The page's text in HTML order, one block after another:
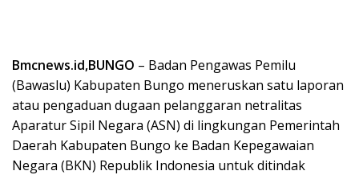
Bmcnews.id,BUNGO – Badan Pengawas Pemilu
(Bawaslu) Kabupaten Bungo meneruskan satu laporan
atau pengaduan dugaan pelanggaran netralitas
Aparatur Sipil Negara (ASN) di lingkungan Pemerintah
Daerah Kabupaten Bungo ke Badan Kepegawaian
Negara (BKN) Republik Indonesia untuk ditindak